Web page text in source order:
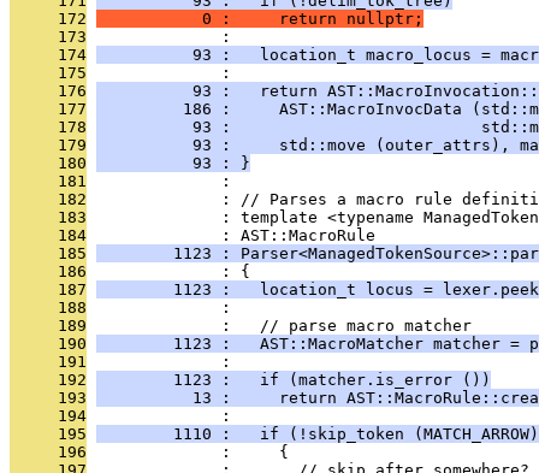
     172
           0 :     return nullptr;
     173
              :
     174
93 :   location_t macro_locus =
     175
              :
     176
93 :   return
     177
186 :     AST::MacroInvocData
     178
93 :
     179
93 :     std::move (outer_attrs),
     180
          93 : }
     181
              :
     182
: // Parses a macro rule
     183
: template <typename
     184
              : AST::MacroRule
     185
1123 :
     186
              : {
     187
1123 :   location_t locus =
     188
              :
     189
              :   // parse macro matcher
     190
1123 :   AST::MacroMatcher matcher =
     191
              :
     192
        1123 :   if (matcher.is_error ())
     193
13 :     return
     194
              :
     195
1110 :   if (!skip_token
     196
              :     {